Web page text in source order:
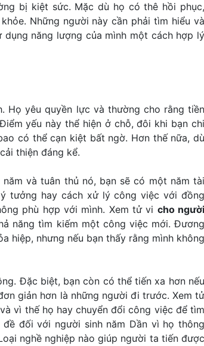
bị kiệt sức. Mặc dù họ có thê hồi phục,
Những người này cần phải tìm hiểu và
năng lượng của mình một cách hợp lý
Họ yêu quyền lực và thường cho rằng tiền
yếu này thể hiện ở chỗ, đôi khi bạn chi
có thể cạn kiệt bất ngờ. Hơn thế nữa, dù
thiện đáng kể.
và tuân thủ nó, bạn sẽ có một năm tài
tưởng hay cách xử lý công việc với đồng
phù hợp với mình. Xem tử vi cho người
năng tìm kiếm một công việc mới. Đương
hiệp, nhưng nếu bạn thấy rằng mình không
Đặc biệt, bạn còn có thể tiến xa hơn nếu
giản hơn là những người đi trước. Xem tử
và vì thế họ hay chuyển đổi công việc để tìm
đối với người sinh năm Dần vì họ thông
nghề nghiệp nào giúp người ta tiến được